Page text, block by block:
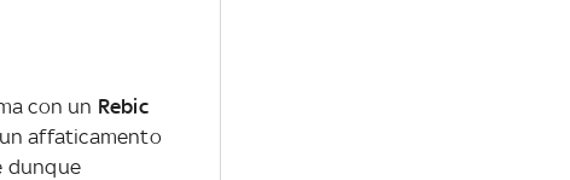
con un Rebic
affaticamento
dunque